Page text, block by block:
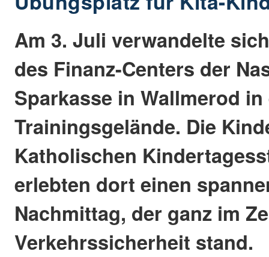
Am 3. Juli verwandelte
des Finanz-Centers der
Sparkasse in Wallmerod
Trainingsgelände. Die
Katholischen
erlebten dort einen
Nachmittag, der ganz im
Verkehrssicherheit stand.